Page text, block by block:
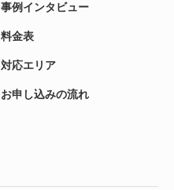
事例インタビュー
料金表
対応エリア
お申し込みの流れ